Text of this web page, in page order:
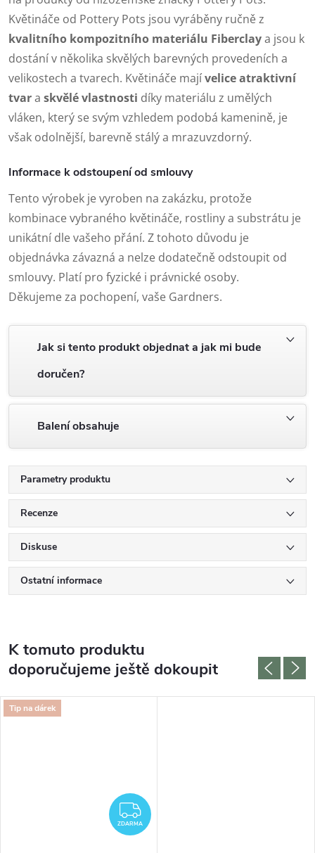
Květináče od Pottery Pots jsou vyráběny ručně z
kvalitního kompozitního materiálu Fiberclaya jsou k
dostání v několika skvělých barevných provedeních a
velikostech a tvarech. Květináče majívelice atraktivní
tvara skvělé vlastnosti díky materiálu z umělých
vláken, který se svým vzhledem podobá kamenině, je
však odolnější, barevně stálý a mrazuvzdorný.
Informace k odstoupení od smlouvy
Tento výrobek je vyroben na zakázku, protože
kombinace vybraného květináče, rostliny a substrátu je
unikátní dle vašeho přání. Z tohoto důvodu je
objednávka závazná a nelze dodatečně odstoupit od
smlouvy. Platí pro fyzické i právnické osoby.
Děkujeme za pochopení, vaše Gardners.
Jak si tento produkt objednat a jak mi bude
doručen?
Balení obsahuje
Parametry produktu
Recenze
Diskuse
Ostatní informace
K tomuto produktu
doporučujeme ještě dokoupit
Tip na dárek
ZDARMA
ZDARMA